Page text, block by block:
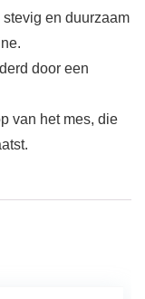
en duurzaam
door een
van het mes, die